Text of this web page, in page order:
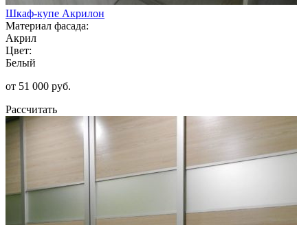
Шкаф-купе Акрилон
Материал фасада:
Акрил
Цвет:
Белый
от 51 000 руб.
Рассчитать